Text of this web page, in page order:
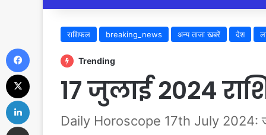
राशिफल breaking_news अन्य ताजा खबरें देश
Trending
17 जुलाई 2024
Daily Horoscope 17th July 2024: